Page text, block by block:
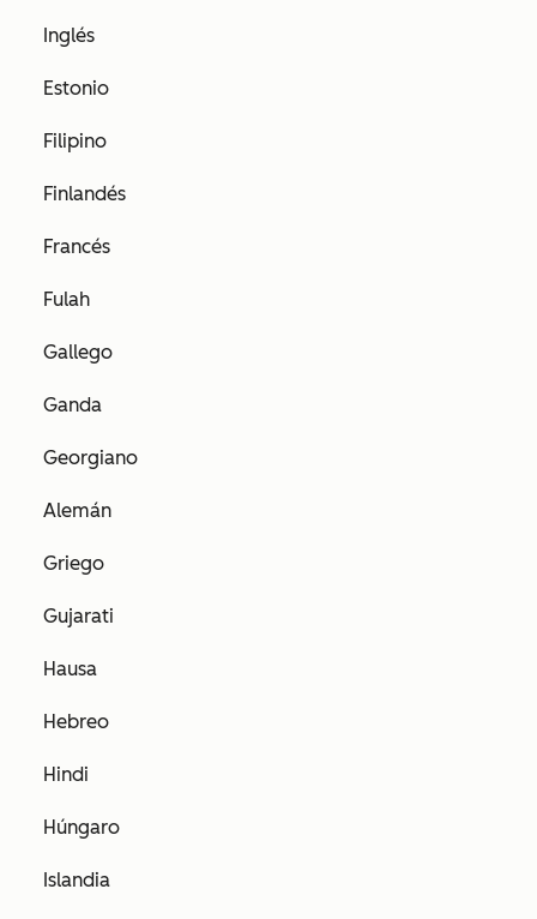
Inglés
Estonio
Filipino
Finlandés
Francés
Fulah
Gallego
Ganda
Georgiano
Alemán
Griego
Gujarati
Hausa
Hebreo
Hindi
Húngaro
Islandia